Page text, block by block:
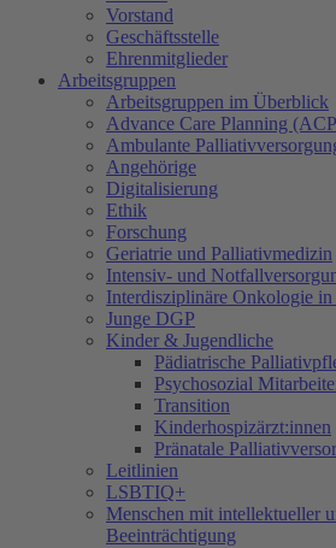
Vorstand
Geschäftsstelle
Ehrenmitglieder
Arbeitsgruppen
Arbeitsgruppen im Überblick
Advance Care Planning
Ambulante
Angehörige
Digitalisierung
Ethik
Forschung
Geriatrie und Palliativmedizin
Intensiv- und
Interdisziplinäre Onkologie
Junge DGP
Kinder & Jugendliche
Pädiatrische
Psychosozial
Transition
Kinderhospizärzt:innen
Pränatale
Leitlinien
LSBTIQ+
Menschen mit intellektueller
Beeinträchtigung